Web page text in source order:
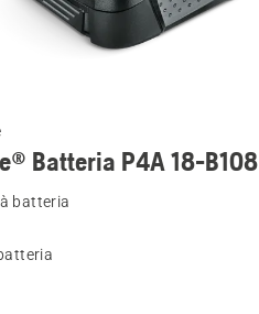
Batteria P4A 18-B108
batteria